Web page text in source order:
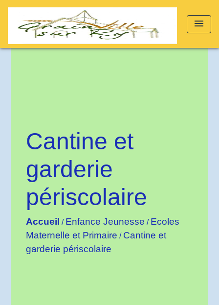
menu
Cantine et
garderie
périscolaire
Accueil / Enfance Jeunesse / Ecoles
Maternelle et Primaire / Cantine et
garderie périscolaire